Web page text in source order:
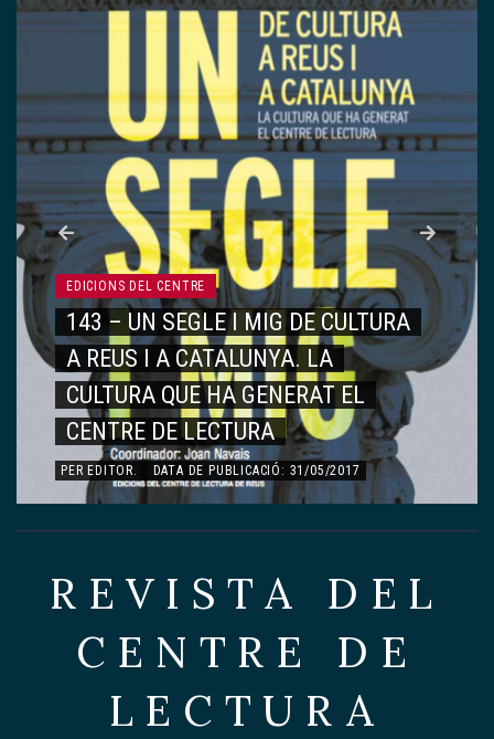
EDICIONS DEL CENTRE
143 – UN SEGLE I MIG DE CULTURA
A REUS I A CATALUNYA. LA
CULTURA QUE HA GENERAT EL
CENTRE DE LECTURA
PER EDITOR. DATA DE PUBLICACIÓ: 31/05/2017
REVISTA DEL
CENTRE DE
LECTURA